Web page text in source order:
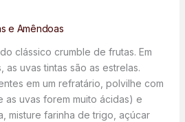
e Amêndoas
clássico crumble de frutas. Em
uvas tintas são as estrelas.
em um refratário, polvilhe com
as uvas forem muito ácidas) e
misture farinha de trigo, açúcar